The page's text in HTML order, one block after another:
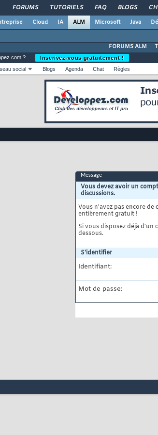
FORUMS TUTORIELS FAQ BLOGS
Cloud IA ALM Microsoft Java
FORUMS ALM
?
Inscrivez-vous gratuitement !
social Blogs Agenda Chat Règles
Message
Vous devez avoir un
discussions.
Vous n'avez pas encore de
entièrement gratuit !
Si vous disposez déjà d'un
dessous.
S'identifier
Identifiant:
Mot de passe: